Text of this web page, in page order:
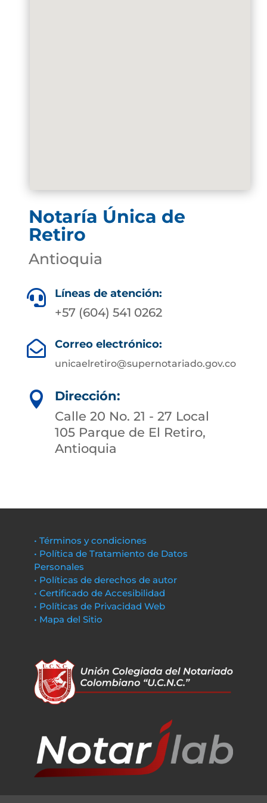
Notaría Única de
Retiro
Antioquia
 Líneas de atención:
+57 (604) 541 0262
 Correo electrónico:
unicaelretiro@supernotariado.gov.co

Dirección:
Calle 20 No. 21 - 27 Local
105 Parque de El Retiro,
Antioquia
• Términos y condiciones
• Política de Tratamiento de Datos
Personales
• Políticas de derechos de autor
• Certificado de Accesibilidad
• Políticas de Privacidad Web
• Mapa del Sitio